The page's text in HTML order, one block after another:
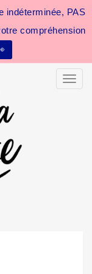
indéterminée, PAS
compréhension